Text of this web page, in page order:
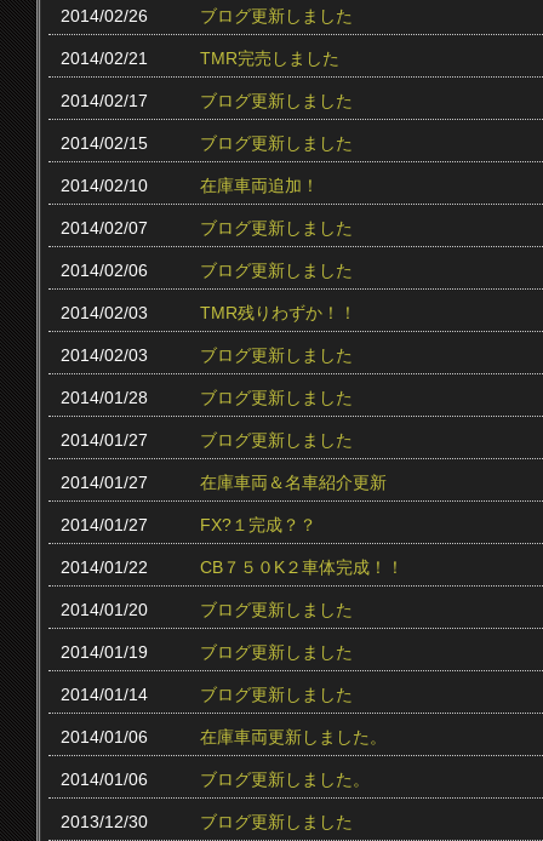
2014/02/26 ブログ更新しました
2014/02/21 TMR完売しました
2014/02/17 ブログ更新しました
2014/02/15 ブログ更新しました
2014/02/10 在庫車両追加！
2014/02/07 ブログ更新しました
2014/02/06 ブログ更新しました
2014/02/03 TMR残りわずか！！
2014/02/03 ブログ更新しました
2014/01/28 ブログ更新しました
2014/01/27 ブログ更新しました
2014/01/27 在庫車両＆名車紹介更新
2014/01/27 FX?１完成？？
2014/01/22 CB７５０K２車体完成！！
2014/01/20 ブログ更新しました
2014/01/19 ブログ更新しました
2014/01/14 ブログ更新しました
2014/01/06 在庫車両更新しました。
2014/01/06 ブログ更新しました。
2013/12/30 ブログ更新しました